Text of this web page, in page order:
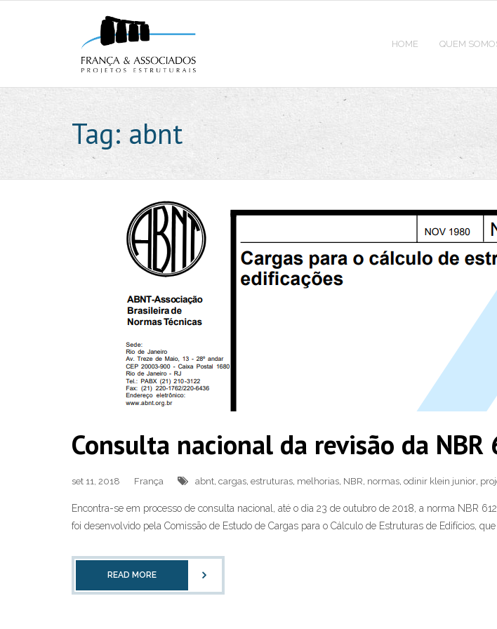
HOME QUEM
Tag: abnt
Consulta nacional da revisão da NBR
set 11, 2018 França abnt, cargas, estruturas, melhorias, NBR, normas, odinir klein junior,
Encontra-se em processo de consulta nacional, até o dia 23 de outubro de 2018, a norma NBR
foi desenvolvido pela Comissão de Estudo de Cargas para o Cálculo de Estruturas de Edifícios,
READ MORE